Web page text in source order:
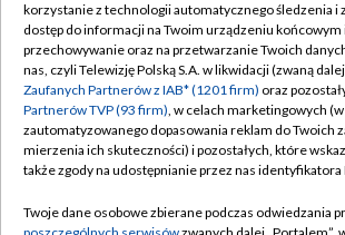
TVP
Abonament TVP
Sklep TVP
Biuro Reklamy
Oferta Handlowa
Emisja w TVP
Regulamin TVP
Polityka prywatności
Moje zgody
Biuro reklamy
korzystanie z technologii automatycznego śledzenia i
dostęp do informacji na Twoim urządzeniu końcowym
przechowywanie oraz na przetwarzanie Twoich
nas, czyli Telewizję Polską S.A. w likwidacji (zwaną
Zaufanych Partnerów z IAB* (1201 firm) oraz
Partnerów TVP (93 firm), w celach marketingowych
zautomatyzowanego dopasowania reklam do Twoich
mierzenia ich skuteczności) i pozostałych, które
także zgody na udostępnianie przez nas identyfikatora
Twoje dane osobowe zbierane podczas odwiedzania